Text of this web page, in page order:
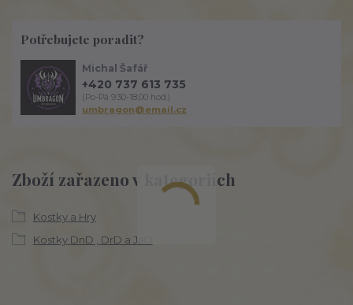
Zboží zařazeno v kategoriích
Kostky a Hry
Kostky DnD , DrD a JaD
Potřebujete poradit?
Michal Šafář
+420 737 613 735
(Po-Pá 9:30-18:00 hod.)
umbragon@email.cz